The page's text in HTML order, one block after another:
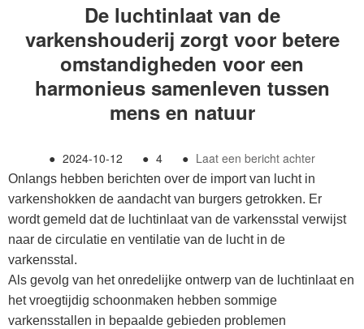
De luchtinlaat van de
varkenshouderij zorgt voor betere
omstandigheden voor een
harmonieus samenleven tussen
mens en natuur
● 2024-10-12 ● 4 ● Laat een bericht achter
Onlangs hebben berichten over de import van lucht in
varkenshokken de aandacht van burgers getrokken. Er
wordt gemeld dat de luchtinlaat van de varkensstal verwijst
naar de circulatie en ventilatie van de lucht in de
varkensstal.
Als gevolg van het onredelijke ontwerp van de luchtinlaat en
het vroegtijdig schoonmaken hebben sommige
varkensstallen in bepaalde gebieden problemen